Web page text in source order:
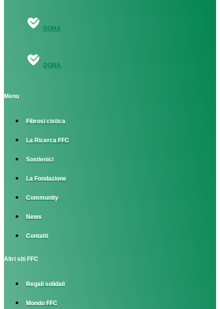
DONA
DONA
Menu
Fibrosi cistica
La Ricerca FFC
Sostienici
La Fondazione
Community
News
Contatti
Altri siti FFC
Regali solidali
Mondo FFC